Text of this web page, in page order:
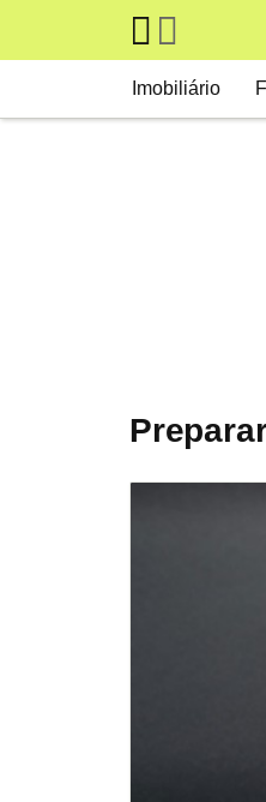
Skip to main content
Main
Imobiliário